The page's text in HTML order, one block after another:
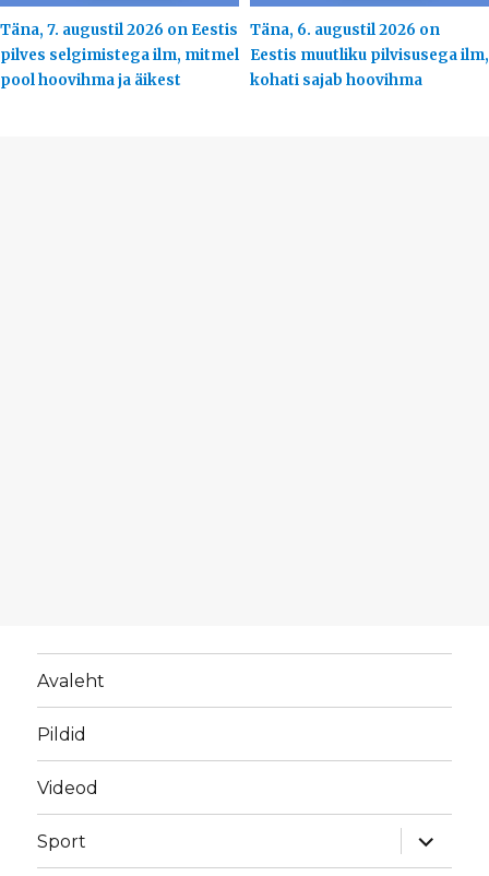
Täna, 7. augustil 2026 on Eestis
pilves selgimistega ilm, mitmel
pool hoovihma ja äikest
Täna, 6. augustil 2026 on
Eestis muutliku pilvisusega ilm,
kohati sajab hoovihma
Avaleht
Pildid
Videod
Sport
laienda